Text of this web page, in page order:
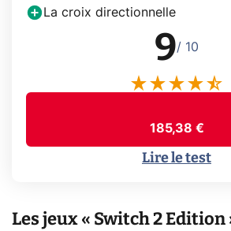
La croix directionnelle
9/ 10
185,38 €
Lire le test
Les jeux « Switch 2 Edition